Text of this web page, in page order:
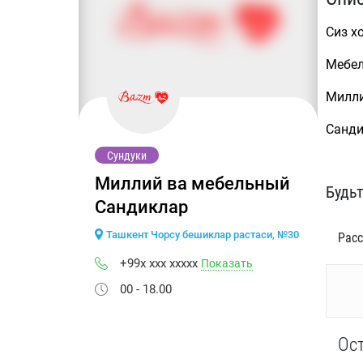
Сундуки
Миллий ва мебельный
Сандиклар
Ташкент Чорсу бешиклар растаси, №30
+99x xxx xxxxx Показать
00 - 18.00
Сиз